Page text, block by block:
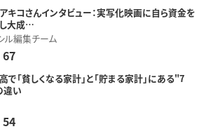
キコさんインタビュー：実写化映画に自ら資金を
大成…
ル編集チーム
67
で「貧しくなる家計」と「貯まる家計」にある"7
違い
54